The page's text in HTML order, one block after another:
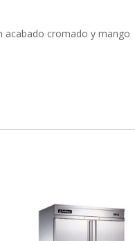
acabado cromado y mango